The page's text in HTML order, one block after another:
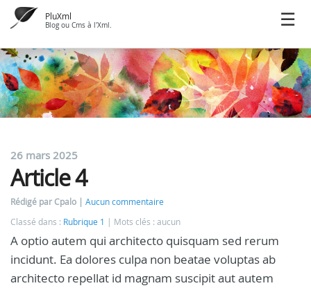
PluXml
Blog ou Cms à l'Xml.
26 mars 2025
Article 4
Rédigé par Cpalo
Aucun commentaire
Classé dans : Rubrique 1 Mots clés : aucun
A optio autem qui architecto quisquam sed rerum
incidunt. Ea dolores culpa non beatae voluptas ab
architecto repellat id magnam suscipit aut autem